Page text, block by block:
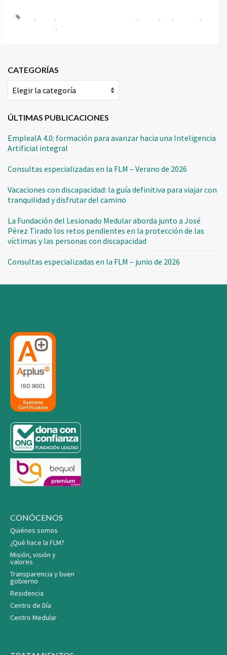
, , , , ,
,
,
CATEGORÍAS
ÚLTIMAS PUBLICACIONES
EmpleaIA 4.0: formación para avanzar hacia una Inteligencia
Artificial integral
Consultas especializadas en la FLM – Verano de 2026
Vacaciones con discapacidad: la guía definitiva para viajar con
tranquilidad y disfrutar del camino
La Fundación del Lesionado Medular aborda junto a José
Pérez Tirado los retos pendientes en la protección de las
víctimas y las personas con discapacidad
Consultas especializadas en la FLM – junio de 2026
CONÓCENOS
Quiénes somos
¿Qué hace la FLM?
Misión, visión y
valores
Transparencia y buen
gobierno
Residencia
Centro de Día
Centro Medular